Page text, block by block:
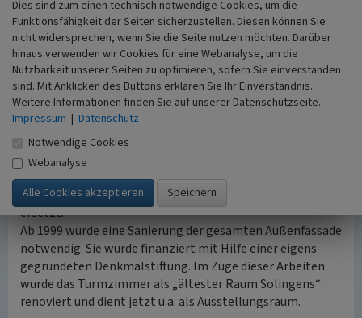
Holzkassettendecke eingezogen wurde. Zugleich erhielt
die Kirche eine größere Orgel mit 23 Registern.
Aktuelle Situation
In den Jahren 1965 bis 1968 wurde das Kircheninnere
vollständig umgestaltet und erhielt einen neuen Anstrich,
neue Fensterverglasung, einen Steinfußboden mit
Heizung, neue Beleuchtung, Bestuhlung, Altar, Kanzel
und Taufbecken. Ab den 1970er Jahren wurde die
Außensanierung durchgeführt: 1973 wurde die
Schieferabdeckung des Turms durch Kupferverkleidung
ersetzt.
Ab 1999 wurde eine Sanierung der gesamten Außenfassade
notwendig. Sie wurde finanziert mit Hilfe einer eigens
gegründeten Denkmalstiftung. Im Zuge dieser Arbeiten
wurde das Turmzimmer als „ältester Raum Solingens“
renoviert und dient jetzt u.a. als Ausstellungsraum.
Dies sind zum einen technisch notwendige Cookies, um die
Funktionsfähigkeit der Seiten sicherzustellen. Diesen können Sie
nicht widersprechen, wenn Sie die Seite nutzen möchten. Darüber
hinaus verwenden wir Cookies für eine Webanalyse, um die
Nutzbarkeit unserer Seiten zu optimieren, sofern Sie einverstanden
sind. Mit Anklicken des Buttons erklären Sie Ihr Einverständnis.
Weitere Informationen finden Sie auf unserer Datenschutzseite.
Impressum | Datenschutz
Notwendige Cookies
Webanalyse